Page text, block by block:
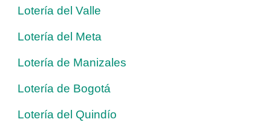
Lotería del Valle
Lotería del Meta
Lotería de Manizales
Lotería de Bogotá
Lotería del Quindío